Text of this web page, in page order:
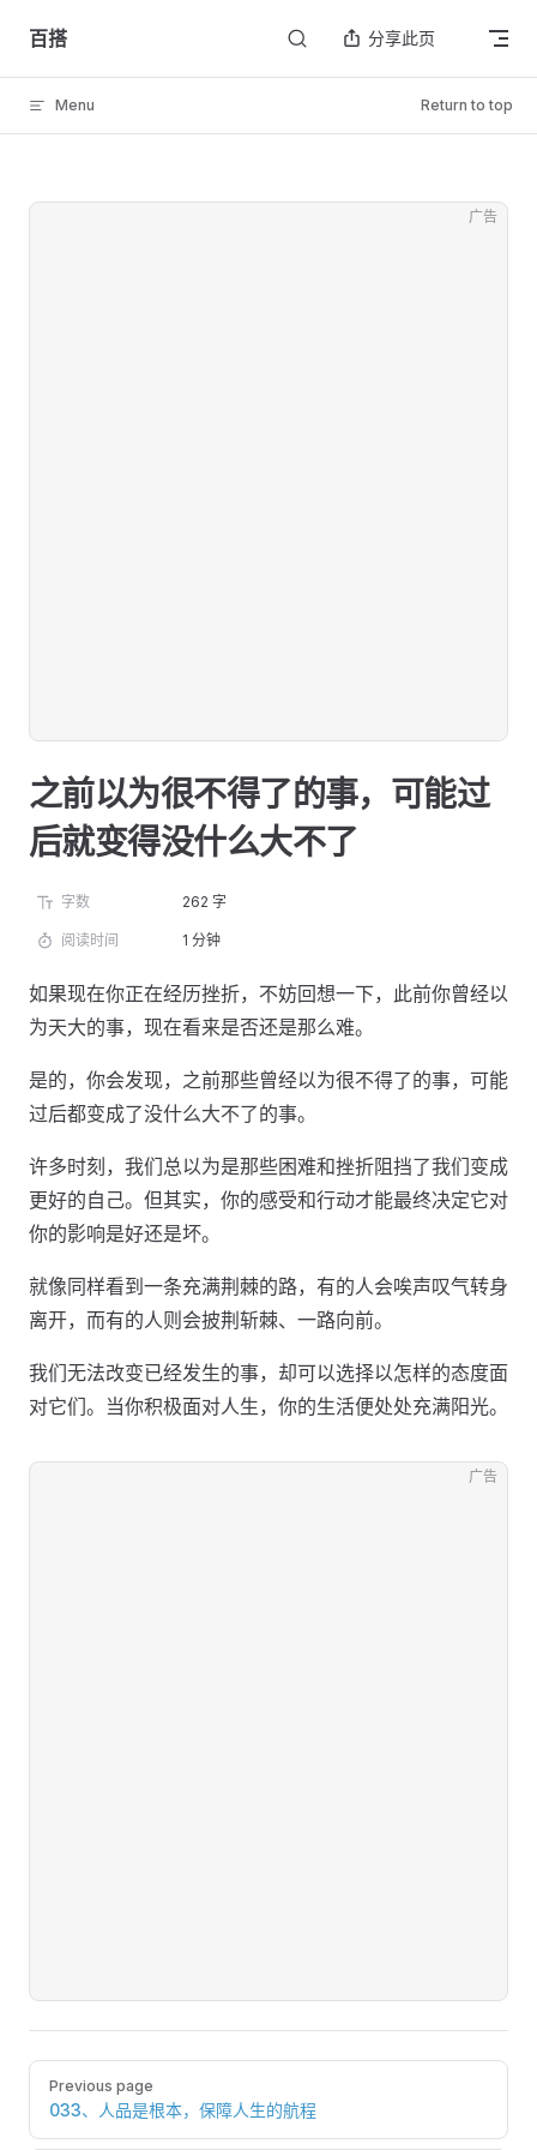
Skip to content
百搭 分享此页
Menu Return to top
广告
之前以为很不得了的事，可能过
后就变得没什么大不了
字数 262 字
阅读时间 1 分钟
如果现在你正在经历挫折，不妨回想一下，此前你曾经以
为天大的事，现在看来是否还是那么难。
是的，你会发现，之前那些曾经以为很不得了的事，可能
过后都变成了没什么大不了的事。
许多时刻，我们总以为是那些困难和挫折阻挡了我们变成
更好的自己。但其实，你的感受和行动才能最终决定它对
你的影响是好还是坏。
就像同样看到一条充满荆棘的路，有的人会唉声叹气转身
离开，而有的人则会披荆斩棘、一路向前。
我们无法改变已经发生的事，却可以选择以怎样的态度面
对它们。当你积极面对人生，你的生活便处处充满阳光。
广告
Pager
Previous page
033、人品是根本，保障人生的航程